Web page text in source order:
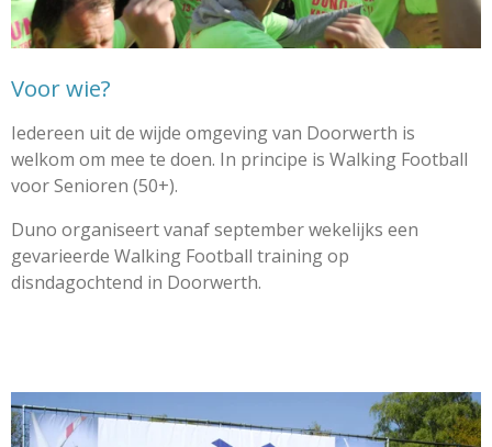
Voor wie?
Iedereen uit de wijde omgeving van Doorwerth is
welkom om mee te doen. In principe is Walking Football
voor Senioren (50+).
Duno organiseert vanaf september wekelijks een
gevarieerde Walking Football training op
disndagochtend in Doorwerth.